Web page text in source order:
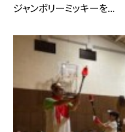
ジャンボリーミッキーを...